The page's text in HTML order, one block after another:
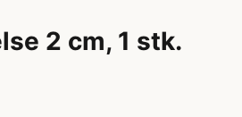
2 cm, 1 stk.